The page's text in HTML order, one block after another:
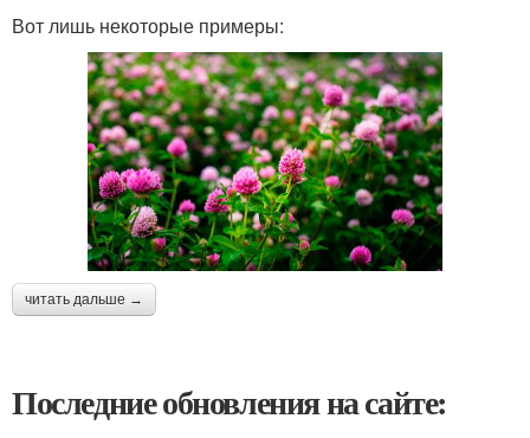
Вот лишь некоторые примеры:
читать дальше →
Последние обновления на сайте: